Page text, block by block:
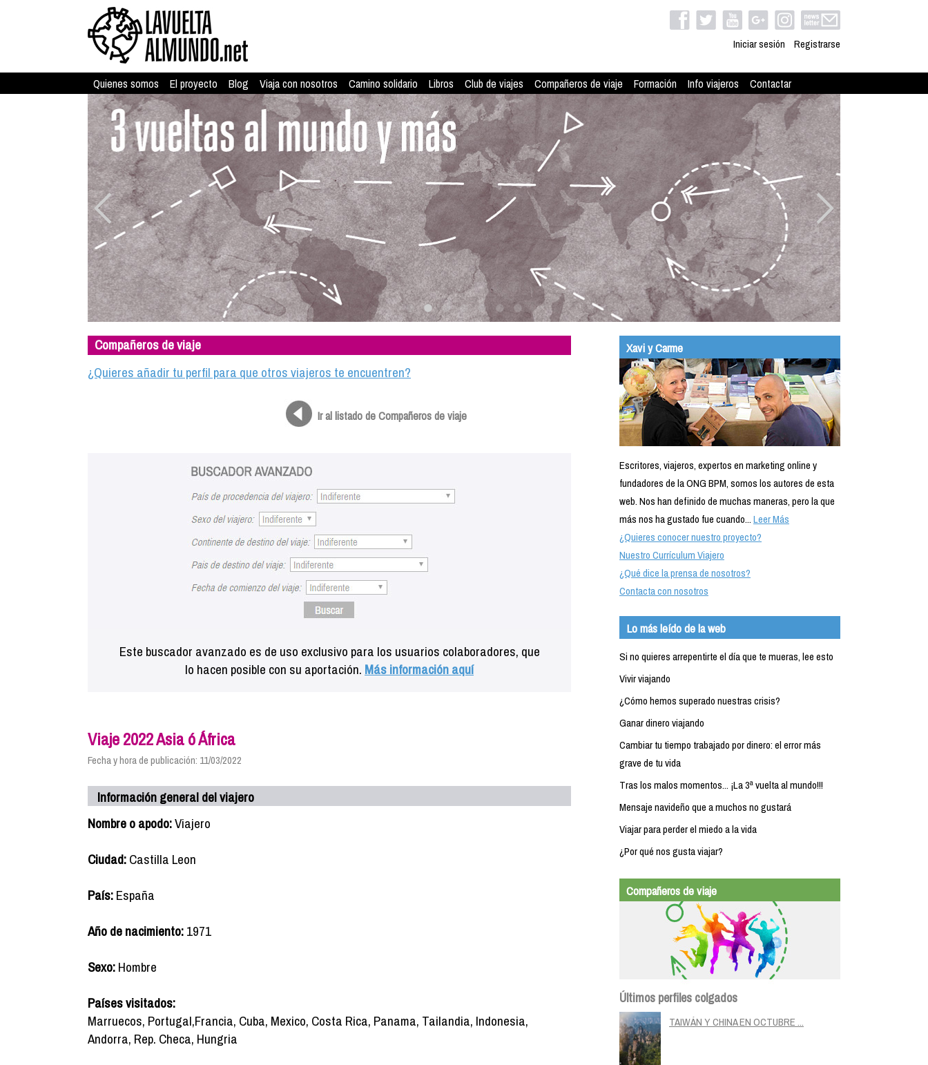
Iniciar sesión Registrarse
Quienes somos El proyecto Blog Viaja con nosotros Camino solidario Libros Club de viajes Compañeros de viaje Formación Info viajeros Contactar
Compañeros de viaje
¿Quieres añadir tu perfil para que otros viajeros te encuentren?
Ir al listado de Compañeros de viaje
Este buscador avanzado es de uso exclusivo para los usuarios colaboradores, que
lo hacen posible con su aportación. Más información aquí
Viaje 2022 Asia ó África
Fecha y hora de publicación: 11/03/2022
Información general del viajero
Nombre o apodo:Viajero
Ciudad:Castilla Leon
País:España
Año de nacimiento:1971
Sexo:Hombre
Países visitados:
Marruecos, Portugal,Francia, Cuba, Mexico, Costa Rica, Panama, Tailandia, Indonesia,
Andorra, Rep. Checa, Hungria
Xavi y Carme
Escritores, viajeros, expertos en marketing online y
fundadores de la ONG BPM, somos los autores de esta
web. Nos han definido de muchas maneras, pero la que
más nos ha gustado fue cuando...Leer Más
¿Quieres conocer nuestro proyecto?
Nuestro Currículum Viajero
¿Qué dice la prensa de nosotros?
Contacta con nosotros
Lo más leído de la web
Si no quieres arrepentirte el día que te mueras, lee esto
Vivir viajando
¿Cómo hemos superado nuestras crisis?
Ganar dinero viajando
Cambiar tu tiempo trabajado por dinero: el error más
grave de tu vida
Tras los malos momentos... ¡La 3ª vuelta al mundo!!!
Mensaje navideño que a muchos no gustará
Viajar para perder el miedo a la vida
¿Por qué nos gusta viajar?
Compañeros de viaje
Últimos perfiles colgados
TAIWÁN Y CHINA EN OCTUBRE ...